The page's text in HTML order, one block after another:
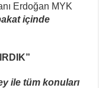
Erdoğan MYK
içinde
ile tüm konuları